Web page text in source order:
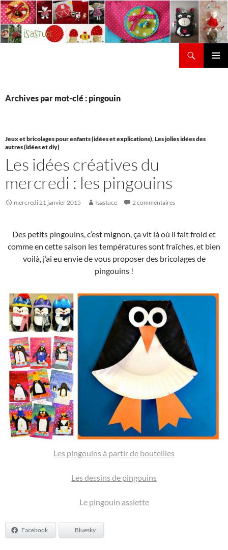
Aller
au
contenu
Archives par mot-clé : pingouin
Jeux et bricolages pour enfants (idées et explications),Les jolies idées des
autres (idées et diy)
Les idées créatives du
mercredi : les pingouins
mercredi 21 janvier 2015 Isastuce 2 commentaires
Des petits pingouins, c’est mignon, ça vit là où il fait froid et
comme en cette saison les températures sont fraîches, et bien
voilà, j’ai eu envie de vous proposer des bricolages de
pingouins !
Les pingouins à partir de bouteilles
Les dessins de pingouins
Le pingouin assiette
Facebook Bluesky